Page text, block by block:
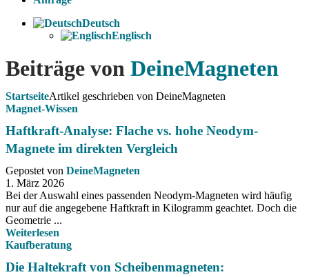
Deutsch
Englisch
Beiträge von DeineMagneten
StartseiteArtikel geschrieben von DeineMagneten
Magnet-Wissen
Haftkraft-Analyse: Flache vs. hohe Neodym-
Magnete im direkten Vergleich
Gepostet von DeineMagneten
1. März 2026
Bei der Auswahl eines passenden Neodym-Magneten wird häufig
nur auf die angegebene Haftkraft in Kilogramm geachtet. Doch die
Geometrie ...
Weiterlesen
Kaufberatung
Die Haltekraft von Scheibenmagneten: